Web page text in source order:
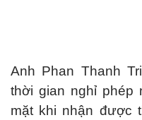
Anh Phan Thanh
thời gian nghỉ phép
mặt khi nhận được